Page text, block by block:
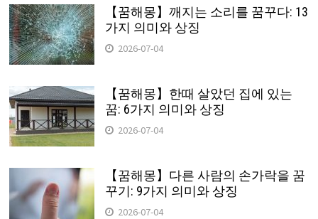
【꿈해몽】깨지는 소리를 꿈꾸다: 13
가지 의미와 상징
2026-07-04
【꿈해몽】한때 살았던 집에 있는
꿈: 6가지 의미와 상징
2026-07-04
【꿈해몽】다른 사람의 손가락을 꿈
꾸기: 9가지 의미와 상징
2026-07-04